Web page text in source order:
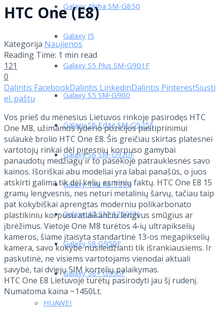
Galaxy Alpha SM-G850
Galaxy J5
Galaxy S5 Plus SM-G901F
Galaxy S5 SM-G900
Galaxy S6 Edge SM-G925F
Galaxy S6 SM-G920F
Galaxy Tab A6 T280
Galaxy A7 SM-A750FN
Galaxy S8 G950F
Galaxy S8+ G955F
HUAWEI
HTC One (E8)
Kategorija Naujienos
Reading Time: 1 min read
121
0
Dalintis FacebookDalintis LinkedinDalintis PinterestSiųsti
el. paštu
Vos prieš du mėnesius Lietuvos rinkoje pasirodęs HTC
One M8, užimamos lyderio pozicijos pastiprinimui
sulaukė brolio HTC One E8. Šis greičiau skirtas platesnei
vartotojų rinkai dėl pigesnių korpuso gamybai
panaudotų medžiagų ir to pasekoje patrauklesnės savo
kainos. Išoriškai abu modeliai yra labai panašūs, o juos
atskirti galima tik dėl kelių esminių faktų. HTC One E8 15
gramų lengvesnis, nes neturi metalinių šarvų, tačiau taip
pat kokybiškai aprengtas moderniu polikarbonato
plastikiniu korpusu atlaikančiu lengvus smūgius ar
įbrėžimus. Vietoje One M8 turėtos 4-ių ultrapikselių
kameros, šiame įtaisyta standartinė 13-os megapikselių
kamera, savo kokybe nusileidžianti tik išrankiausiems. Ir
paskutinė, ne visiems vartotojams vienodai aktuali
savybė, tai dviejų SIM kortelių palaikymas.
HTC One E8 Lietuvoje turėtų pasirodyti jau šį rudenį.
Numatoma kaina ~1450Lt.